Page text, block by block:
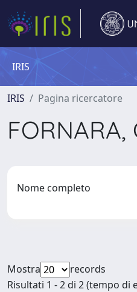
IRIS
IRIS Pagina ricercatore
FORNARA,
Nome completo
Mostra
records
Risultati 1 - 2 di 2 (tempo di